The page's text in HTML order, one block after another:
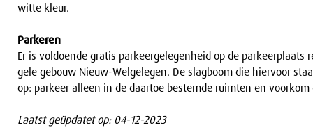
witte kleur.
Parkeren
Er is voldoende gratis parkeergelegenheid op de parkeerplaats
gele gebouw Nieuw-Welgelegen. De slagboom die hiervoor
op: parkeer alleen in de daartoe bestemde ruimten en
Laatst geüpdatet op: 04-12-2023